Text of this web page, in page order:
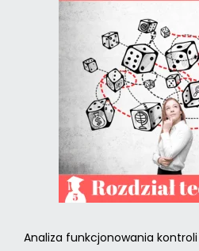
Analiza funkcjonowania